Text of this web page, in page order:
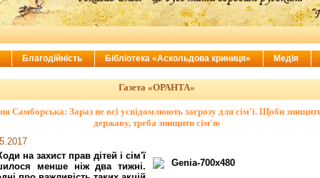
Газета «ОРАНТА»
Самборська: Зараз не всі усвідомлюють загрозу для сім'ї. Щоби
державу, треба знищити сім'ю
на захист прав дітей і сім'ї
менше ніж два тижні.
Благодійність Бібліотека «Аскольдова криниця» Медія